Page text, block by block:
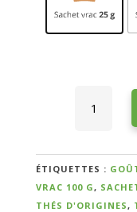
Qui
Sauvage
TÂY
CÔN
ÉTIQUETTES :
VRAC 100 G,
THÉS D'ORIGINES,